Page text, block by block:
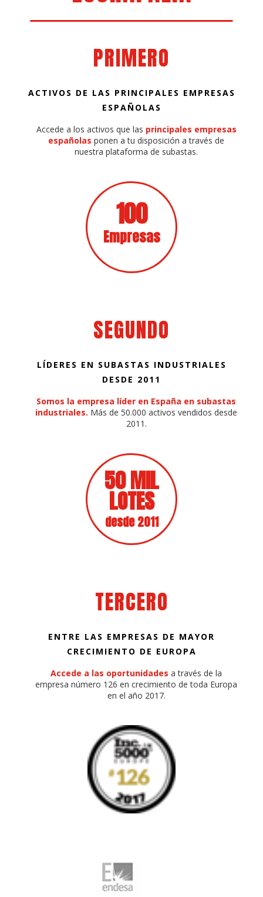
PRIMERO
ACTIVOS DE LAS PRINCIPALES EMPRESAS
ESPAÑOLAS
Accede a los activos que las principales empresas
españolas ponen a tu disposición a través de
nuestra plataforma de subastas.
100
Empresas
SEGUNDO
LÍDERES EN SUBASTAS INDUSTRIALES
DESDE 2011
Somos la empresa líder en España en subastas
industriales. Más de 50.000 activos vendidos desde
2011.
50 MIL
LOTES
desde 2011
TERCERO
ENTRE LAS EMPRESAS DE MAYOR
CRECIMIENTO DE EUROPA
Accede a las oportunidades a través de la
empresa número 126 en crecimiento de toda Europa
en el año 2017.